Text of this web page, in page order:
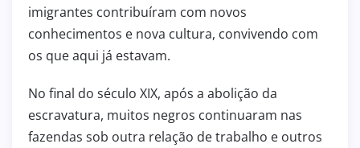
imigrantes contribuíram com novos
conhecimentos e nova cultura, convivendo com
os que aqui já estavam.
No final do século XIX, após a abolição da
escravatura, muitos negros continuaram nas
fazendas sob outra relação de trabalho e outros